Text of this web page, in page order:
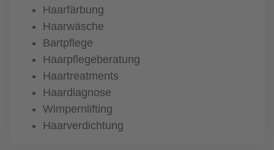
Haarfärbung
Haarwäsche
Bartpflege
Haarpflegeberatung
Haartreatments
Haardiagnose
Wimpernlifting
Haarverdichtung